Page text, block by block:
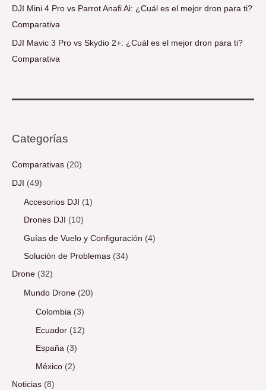
DJI Mini 4 Pro vs Parrot Anafi Ai: ¿Cuál es el mejor dron para ti?
Comparativa
DJI Mavic 3 Pro vs Skydio 2+: ¿Cuál es el mejor dron para ti?
Comparativa
Categorías
Comparativas (20)
DJI (49)
Accesorios DJI (1)
Drones DJI (10)
Guías de Vuelo y Configuración (4)
Solución de Problemas (34)
Drone (32)
Mundo Drone (20)
Colombia (3)
Ecuador (12)
España (3)
México (2)
Noticias (8)